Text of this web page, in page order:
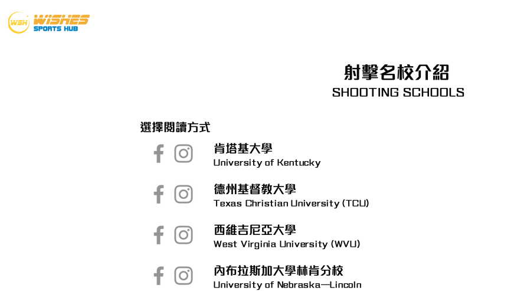
射擊名校介紹
SHOOTING SCHOOLS
選擇閱讀方式
肯塔基大學
University of Kentucky
德州基督教大學
Texas Christian University (TCU)
西維吉尼亞大學
West Virginia University (WVU)
內布拉斯加大學林肯分校
University of Nebraska–Lincoln